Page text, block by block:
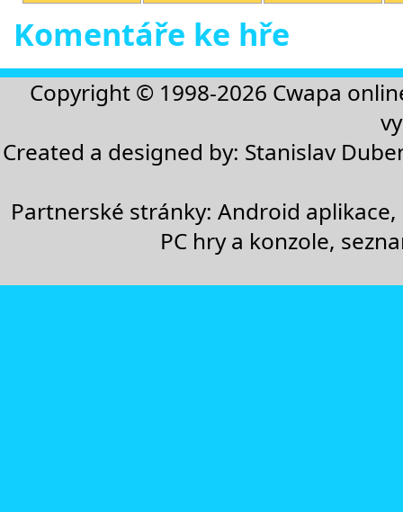
Komentáře ke hře
Copyright © 1998-2026 Cwapa
Created a designed by: Stanislav
Partnerské stránky:Android aplikace,
PC hry a konzole,